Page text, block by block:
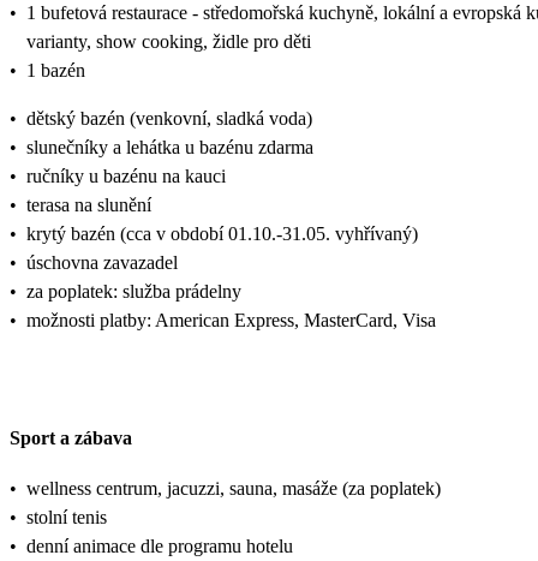
• 1 bufetová restaurace - středomořská kuchyně, lokální a evropská
varianty, show cooking, židle pro děti
• 1 bazén
• dětský bazén (venkovní, sladká voda)
• slunečníky a lehátka u bazénu zdarma
• ručníky u bazénu na kauci
• terasa na slunění
• krytý bazén (cca v období 01.10.-31.05. vyhřívaný)
• úschovna zavazadel
• za poplatek: služba prádelny
• možnosti platby: American Express, MasterCard, Visa
Sport a zábava
• wellness centrum, jacuzzi, sauna, masáže (za poplatek)
• stolní tenis
• denní animace dle programu hotelu